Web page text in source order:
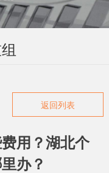
返回列表
用？湖北个
办？